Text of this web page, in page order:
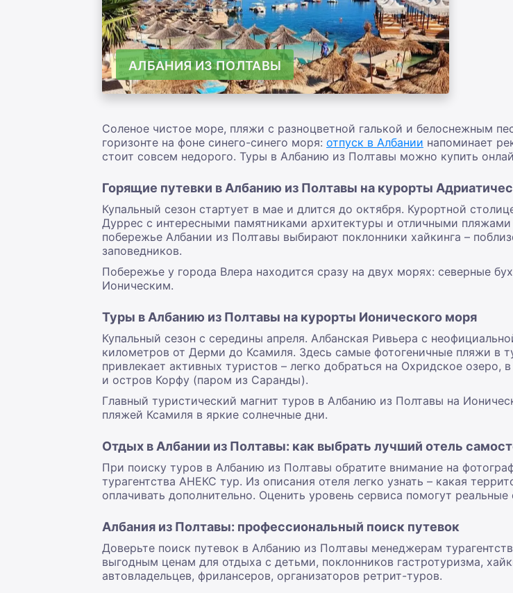
АЛБАНИЯ ИЗ ПОЛТАВЫ
Соленое чистое море, пляжи с разноцветной галькой и белоснежным
горизонте на фоне синего-синего моря: отпуск в Албании напоминает
стоит совсем недорого. Туры в Албанию из Полтавы можно купить
Горящие путевки в Албанию из Полтавы на курорты
Купальный сезон стартует в мае и длится до октября. Курортной
Дуррес с интересными памятниками архитектуры и отличными
побережье Албании из Полтавы выбирают поклонники хайкинга –
заповедников.
Побережье у города Влера находится сразу на двух морях: северные
Ионическим.
Туры в Албанию из Полтавы на курорты Ионического моря
Купальный сезон с середины апреля. Албанская Ривьера с
километров от Дерми до Ксамиля. Здесь самые фотогеничные пляжи в
привлекает активных туристов – легко добраться на Охридское озеро,
и остров Корфу (паром из Саранды).
Главный туристический магнит туров в Албанию из Полтавы на
пляжей Ксамиля в яркие солнечные дни.
Отдых в Албании из Полтавы: как выбрать лучший отель
При поиску туров в Албанию из Полтавы обратите внимание на
турагентства АНЕКС тур. Из описания отеля легко узнать – какая
оплачивать дополнительно. Оценить уровень сервиса помогут
Албания из Полтавы: профессиональный поиск путевок
Доверьте поиск путевок в Албанию из Полтавы менеджерам
выгодным ценам для отдыха с детьми, поклонников гастротуризма,
автовладельцев, фрилансеров, организаторов ретрит-туров.